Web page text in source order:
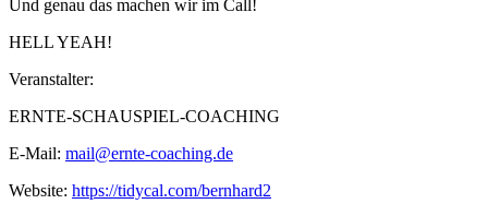
Und genau das machen wir im Call!
HELL YEAH!
Veranstalter:
ERNTE-SCHAUSPIEL-COACHING
E-Mail: mail@ernte-coaching.de
Website: https://tidycal.com/bernhard2